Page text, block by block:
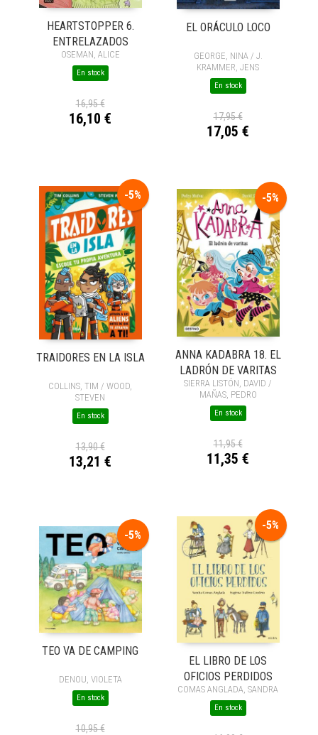
HEARTSTOPPER 6.
ENTRELAZADOS
OSEMAN, ALICE
En stock
16,95 €
16,10 €
EL ORÁCULO LOCO
GEORGE, NINA / J.
KRAMMER, JENS
En stock
17,95 €
17,05 €
-5%
TRAIDORES EN LA ISLA
COLLINS, TIM / WOOD,
STEVEN
En stock
13,90 €
13,21 €
-5%
ANNA KADABRA 18. EL
LADRÓN DE VARITAS
SIERRA LISTÓN, DAVID /
MAÑAS, PEDRO
En stock
11,95 €
11,35 €
-5%
TEO VA DE CAMPING
DENOU, VIOLETA
En stock
10,95 €
-5%
EL LIBRO DE LOS
OFICIOS PERDIDOS
COMAS ANGLADA, SANDRA
En stock